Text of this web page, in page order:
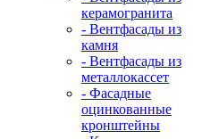
керамогранита
- Вентфасады из
камня
- Вентфасады из
металлокассет
- Фасадные
оцинкованные
кронштейны